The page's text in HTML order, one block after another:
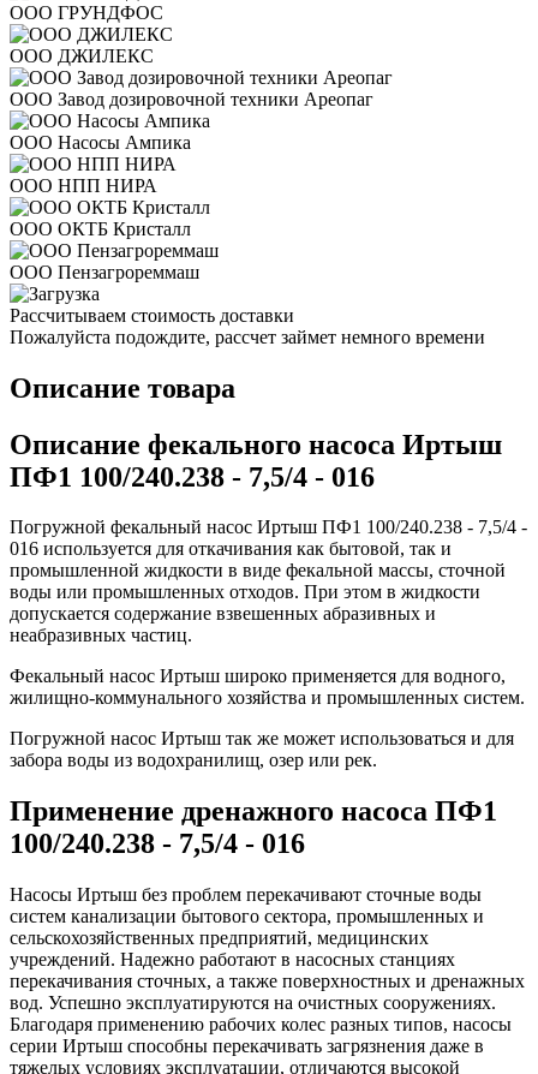
ООО ГРУНДФОС
ООО ДЖИЛЕКС
ООО Завод дозировочной техники Ареопаг
ООО Насосы Ампика
ООО НПП НИРА
ООО ОКТБ Кристалл
ООО Пензагрореммаш
Рассчитываем стоимость доставки
Пожалуйста подождите, рассчет займет немного времени
Описание товара
Описание фекального насоса Иртыш
ПФ1 100/240.238 - 7,5/4 - 016
Погружной фекальный насос Иртыш ПФ1 100/240.238 - 7,5/4 -
016 используется для откачивания как бытовой, так и
промышленной жидкости в виде фекальной массы, сточной
воды или промышленных отходов. При этом в жидкости
допускается содержание взвешенных абразивных и
неабразивных частиц.
Фекальный насос Иртыш широко применяется для водного,
жилищно-коммунального хозяйства и промышленных систем.
Погружной насос Иртыш так же может использоваться и для
забора воды из водохранилищ, озер или рек.
Применение дренажного насоса ПФ1
100/240.238 - 7,5/4 - 016
Насосы Иртыш без проблем перекачивают сточные воды
систем канализации бытового сектора, промышленных и
сельскохозяйственных предприятий, медицинских
учреждений. Надежно работают в насосных станциях
перекачивания сточных, а также поверхностных и дренажных
вод. Успешно эксплуатируются на очистных сооружениях.
Благодаря применению рабочих колес разных типов, насосы
серии Иртыш способны перекачивать загрязнения даже в
тяжелых условиях эксплуатации, отличаются высокой